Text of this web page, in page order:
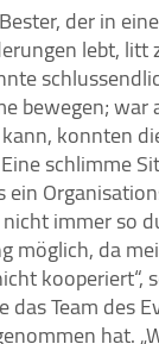
der in
lebt,
bewegen;
konnten
schlimme
ein
immer so
möglich, da
kooperiert“,
Team des
hat.